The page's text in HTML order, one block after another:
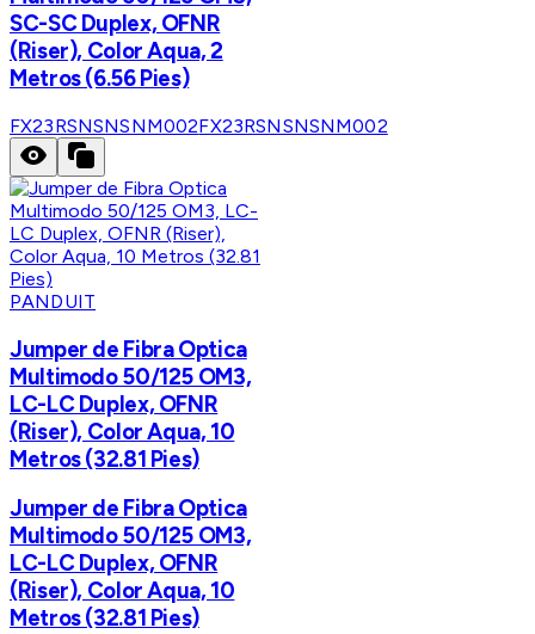
SC-SC Duplex, OFNR
(Riser), Color Aqua, 2
Metros (6.56 Pies)
FX23RSNSNSNM002FX23RSNSNSNM002
PANDUIT
Jumper de Fibra Optica
Multimodo 50/125 OM3,
LC-LC Duplex, OFNR
(Riser), Color Aqua, 10
Metros (32.81 Pies)
Jumper de Fibra Optica
Multimodo 50/125 OM3,
LC-LC Duplex, OFNR
(Riser), Color Aqua, 10
Metros (32.81 Pies)